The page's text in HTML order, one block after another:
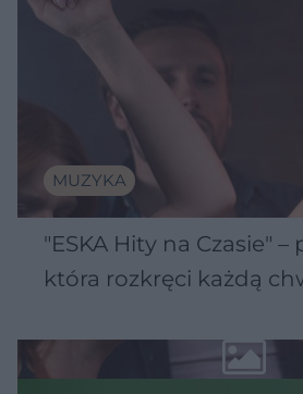
MUZYKA
"ESKA Hity na Czasie" –
która rozkręci każdą